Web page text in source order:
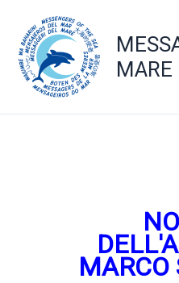
contenuto
MARE
MARCO